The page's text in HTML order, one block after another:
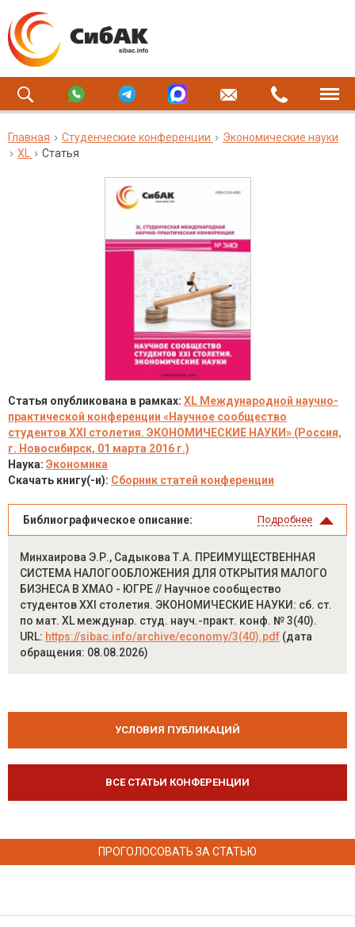
Главная Студенческие конференции
Экономические науки
XL
Статья
Статья опубликована в рамках: XL Международной научно-
практической конференции «Научное сообщество
студентов XXI столетия. ЭКОНОМИЧЕСКИЕ НАУКИ» (Россия,
г. Новосибирск, 01 марта 2016 г.)
Наука: Экономика
Скачать книгу(-и): Сборник статей конференции
Библиографическое описание: Подробнее
Минхаирова Э.Р., Садыкова Т.А. ПРЕИМУЩЕСТВЕННАЯ
СИСТЕМА НАЛОГООБЛОЖЕНИЯ ДЛЯ ОТКРЫТИЯ МАЛОГО
БИЗНЕСА В ХМАО - ЮГРЕ // Научное сообщество
студентов XXI столетия. ЭКОНОМИЧЕСКИЕ НАУКИ: сб. ст.
по мат. XL междунар. студ. науч.-практ. конф. № 3(40).
URL: https://sibac.info/archive/economy/3(40).pdf (дата
обращения: 08.08.2026)
УСЛОВИЯ ПУБЛИКАЦИЙ
ВСЕ СТАТЬИ КОНФЕРЕНЦИИ
ПРОГОЛОСОВАТЬ ЗА СТАТЬЮ